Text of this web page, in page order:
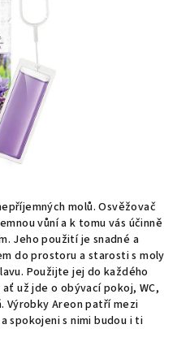
molů. Osvěžovač
vůní a k tomu vás účinně
Jeho použití je snadné a
do prostoru a starosti s moly
Použijte jej do každého
už jde o obývací pokoj, WC,
Výrobky Areon patří mezi
spokojeni s nimi budou i ti